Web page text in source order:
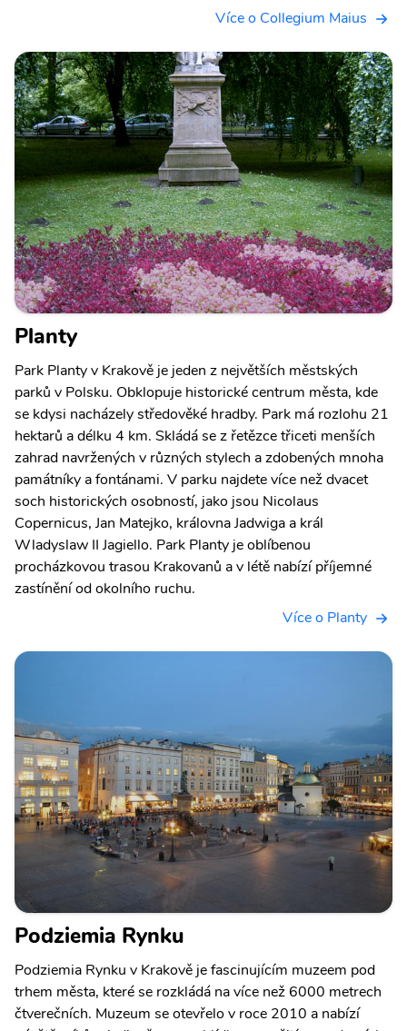
Více o Collegium Maius
Planty
Park Planty v Krakově je jeden z největších městských
parků v Polsku. Obklopuje historické centrum města, kde
se kdysi nacházely středověké hradby. Park má rozlohu 21
hektarů a délku 4 km. Skládá se z řetězce třiceti menších
zahrad navržených v různých stylech a zdobených mnoha
památníky a fontánami. V parku najdete více než dvacet
soch historických osobností, jako jsou Nicolaus
Copernicus, Jan Matejko, královna Jadwiga a král
Wladyslaw II Jagiello. Park Planty je oblíbenou
procházkovou trasou Krakovanů a v létě nabízí příjemné
zastínění od okolního ruchu.
Více o Planty
Podziemia Rynku
Podziemia Rynku v Krakově je fascinujícím muzeem pod
trhem města, které se rozkládá na více než 6000 metrech
čtverečních. Muzeum se otevřelo v roce 2010 a nabízí